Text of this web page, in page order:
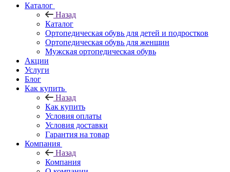
Каталог
Назад
Каталог
Ортопедическая обувь для детей и подростков
Ортопедическая обувь для женщин
Мужская ортопедическая обувь
Акции
Услуги
Блог
Как купить
Назад
Как купить
Условия оплаты
Условия доставки
Гарантия на товар
Компания
Назад
Компания